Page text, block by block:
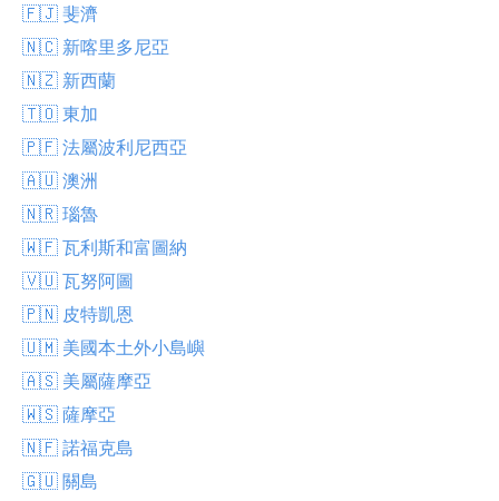
🇫🇯 斐濟
🇳🇨 新喀里多尼亞
🇳🇿 新西蘭
🇹🇴 東加
🇵🇫 法屬波利尼西亞
🇦🇺 澳洲
🇳🇷 瑙魯
🇼🇫 瓦利斯和富圖納
🇻🇺 瓦努阿圖
🇵🇳 皮特凱恩
🇺🇲 美國本土外小島嶼
🇦🇸 美屬薩摩亞
🇼🇸 薩摩亞
🇳🇫 諾福克島
🇬🇺 關島